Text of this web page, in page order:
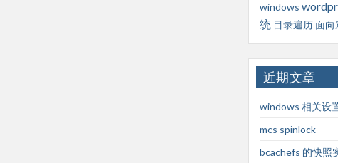
windows
统 目录遍历面向
近期文章
windows 相关设
mcs spinlock
bcachefs 的快照